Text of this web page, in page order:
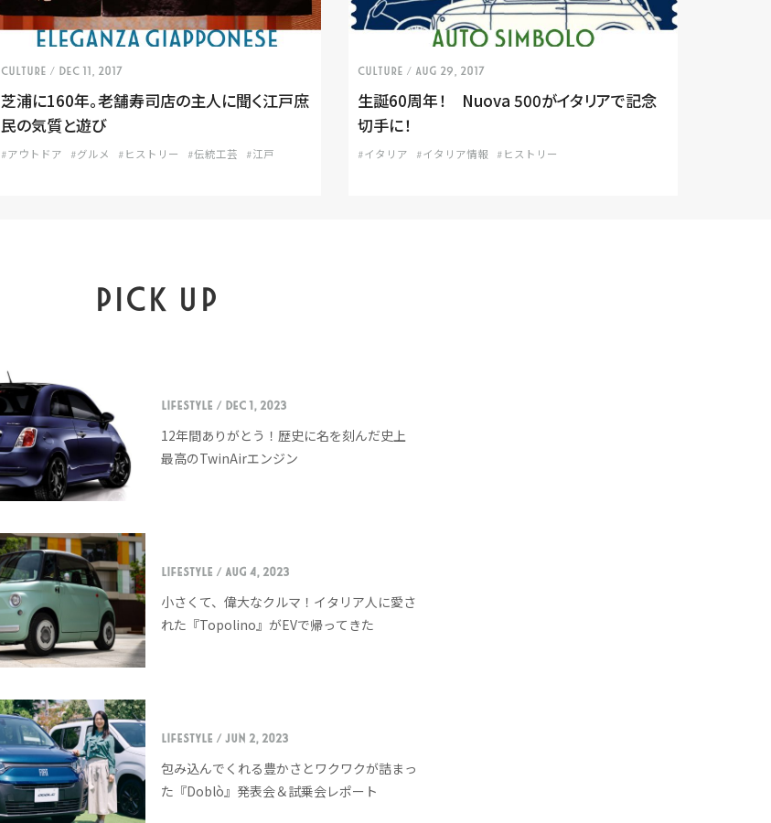
CULTURE / Dec 11, 2017
芝浦に160年。老舗寿司店の主人に聞く江戸庶
民の気質と遊び
#アウトドア #グルメ #ヒストリー #伝統工芸 #江戸
CULTURE / Aug 29, 2017
生誕60周年！ Nuova 500がイタリアで記念
切手に！
#イタリア #イタリア情報 #ヒストリー
PICK UP
LIFESTYLE / Dec 1, 2023
12年間ありがとう！歴史に名を刻んだ史上
最高のTwinAirエンジン
LIFESTYLE / Aug 4, 2023
小さくて、偉大なクルマ！イタリア人に愛さ
れた『Topolino』がEVで帰ってきた
LIFESTYLE / Jun 2, 2023
包み込んでくれる豊かさとワクワクが詰まっ
た『Doblò』発表会＆試乗会レポート